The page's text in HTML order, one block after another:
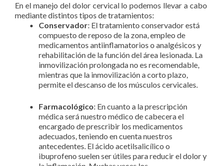
En el manejo del dolor cervical lo podemos llevar a cabo
mediante distintos tipos de tratamientos:
Conservador: El tratamiento conservador está
compuesto de reposo de la zona, empleo de
medicamentos antiinflamatorios o analgésicos y
rehabilitación de la función del área lesionada. La
inmovilización prolongada no es recomendable,
mientras que la inmovilización a corto plazo,
permite el descanso de los músculos cervicales.
Farmacológico: En cuanto a la prescripción
médica será nuestro médico de cabecera el
encargado de prescribir los medicamentos
adecuados, teniendo en cuenta nuestros
antecedentes. El ácido acetilsalicílico o
ibuprofeno suelen ser útiles para reducir el dolor y